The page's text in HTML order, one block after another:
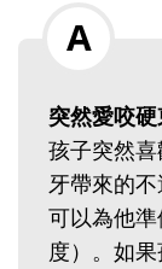
突然愛咬
孩子突然
牙帶來的
可以為他
度）。如